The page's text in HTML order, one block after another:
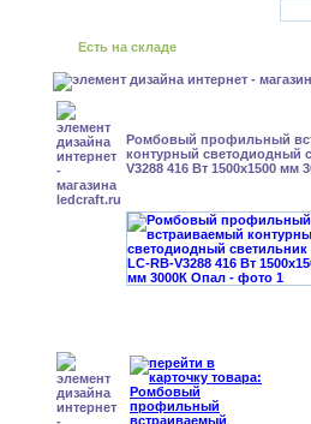
Есть на складе
Ромбовый профильный
контурный светодиодный
V3288 416 Вт 1500x1500 мм